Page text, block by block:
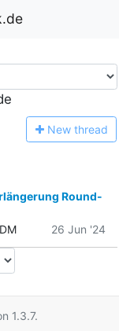
New thread
Round-
26 Jun '24
1.3.7.